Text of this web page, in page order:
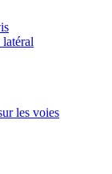
les voies